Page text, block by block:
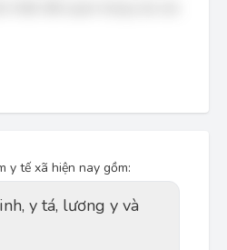
y tế xã hiện nay gồm:
y tá, lương y và